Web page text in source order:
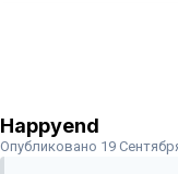
Happyend
Опубликовано 19